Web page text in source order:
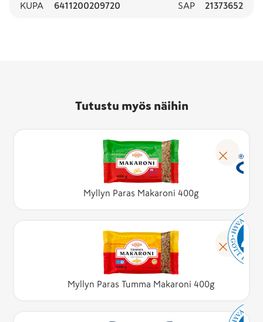
KUPA 6411200209720 SAP 21373652
Tutustu myös näihin
Myllyn Paras Makaroni 400g
Myllyn Paras Tumma Makaroni 400g